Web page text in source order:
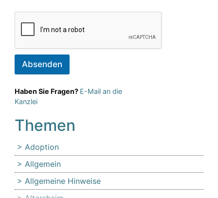
Absenden
Haben Sie Fragen? E-Mail an die
Kanzlei
Themen
Adoption
Allgemein
Allgemeine Hinweise